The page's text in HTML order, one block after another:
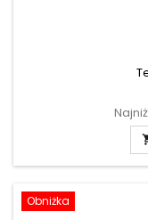
Obniżka